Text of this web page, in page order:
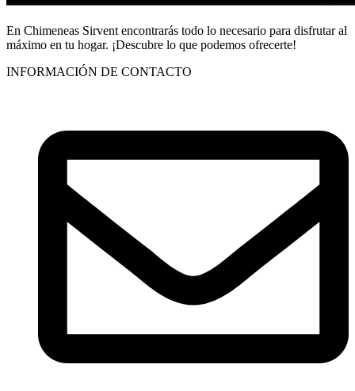
En Chimeneas Sirvent encontrarás todo lo necesario para disfrutar al
máximo en tu hogar. ¡Descubre lo que podemos ofrecerte!
INFORMACIÓN DE CONTACTO